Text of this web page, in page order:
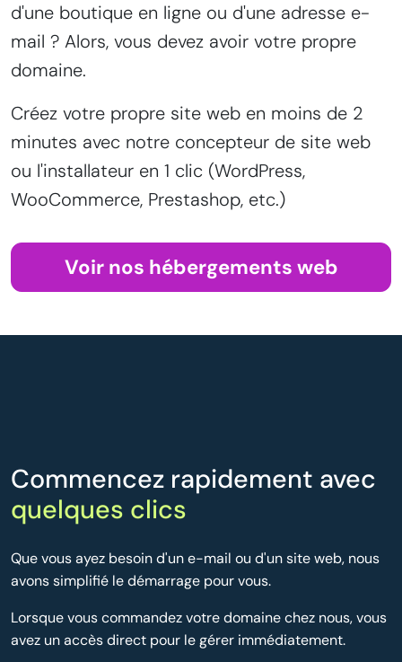
d'une boutique en ligne ou d'une adresse e-
mail ? Alors, vous devez avoir votre propre
domaine.
Créez votre propre site web en moins de 2
minutes avec notre concepteur de site web
ou l'installateur en 1 clic (WordPress,
WooCommerce, Prestashop, etc.)
Voir nos hébergements web
Commencez rapidement avec
quelques clics
Que vous ayez besoin d'un e-mail ou d'un site web, nous
avons simplifié le démarrage pour vous.
Lorsque vous commandez votre domaine chez nous, vous
avez un accès direct pour le gérer immédiatement.